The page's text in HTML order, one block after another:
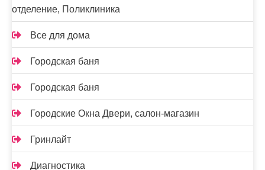
отделение, Поликлиника
Все для дома
Городская баня
Городская баня
Городские Окна Двери, салон-магазин
Гринлайт
Диагностика